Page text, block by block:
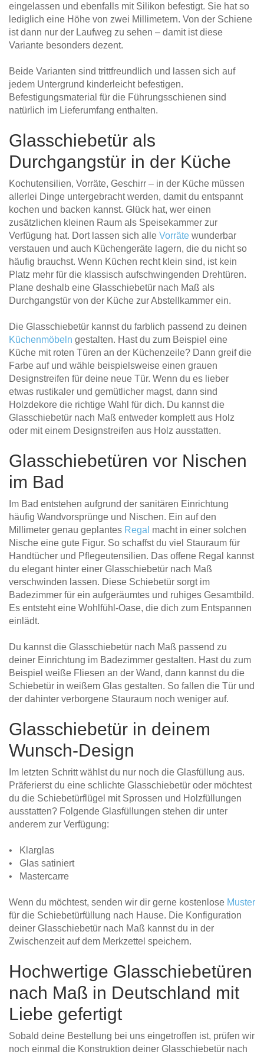
eingelassen und ebenfalls mit Silikon befestigt. Sie hat so
lediglich eine Höhe von zwei Millimetern. Von der Schiene
ist dann nur der Laufweg zu sehen – damit ist diese
Variante besonders dezent.
Beide Varianten sind trittfreundlich und lassen sich auf
jedem Untergrund kinderleicht befestigen.
Befestigungsmaterial für die Führungsschienen sind
natürlich im Lieferumfang enthalten.
Glasschiebetür als
Durchgangstür in der Küche
Kochutensilien, Vorräte, Geschirr – in der Küche müssen
allerlei Dinge untergebracht werden, damit du entspannt
kochen und backen kannst. Glück hat, wer einen
zusätzlichen kleinen Raum als Speisekammer zur
Verfügung hat. Dort lassen sich alle Vorräte wunderbar
verstauen und auch Küchengeräte lagern, die du nicht so
häufig brauchst. Wenn Küchen recht klein sind, ist kein
Platz mehr für die klassisch aufschwingenden Drehtüren.
Plane deshalb eine Glasschiebetür nach Maß als
Durchgangstür von der Küche zur Abstellkammer ein.
Die Glasschiebetür kannst du farblich passend zu deinen
Küchenmöbeln gestalten. Hast du zum Beispiel eine
Küche mit roten Türen an der Küchenzeile? Dann greif die
Farbe auf und wähle beispielsweise einen grauen
Designstreifen für deine neue Tür. Wenn du es lieber
etwas rustikaler und gemütlicher magst, dann sind
Holzdekore die richtige Wahl für dich. Du kannst die
Glasschiebetür nach Maß entweder komplett aus Holz
oder mit einem Designstreifen aus Holz ausstatten.
Glasschiebetüren vor Nischen
im Bad
Im Bad entstehen aufgrund der sanitären Einrichtung
häufig Wandvorsprünge und Nischen. Ein auf den
Millimeter genau geplantes Regal macht in einer solchen
Nische eine gute Figur. So schaffst du viel Stauraum für
Handtücher und Pflegeutensilien. Das offene Regal kannst
du elegant hinter einer Glasschiebetür nach Maß
verschwinden lassen. Diese Schiebetür sorgt im
Badezimmer für ein aufgeräumtes und ruhiges Gesamtbild.
Es entsteht eine Wohlfühl-Oase, die dich zum Entspannen
einlädt.
Du kannst die Glasschiebetür nach Maß passend zu
deiner Einrichtung im Badezimmer gestalten. Hast du zum
Beispiel weiße Fliesen an der Wand, dann kannst du die
Schiebetür in weißem Glas gestalten. So fallen die Tür und
der dahinter verborgene Stauraum noch weniger auf.
Glasschiebetür in deinem
Wunsch-Design
Im letzten Schritt wählst du nur noch die Glasfüllung aus.
Präferierst du eine schlichte Glasschiebetür oder möchtest
du die Schiebetürflügel mit Sprossen und Holzfüllungen
ausstatten? Folgende Glasfüllungen stehen dir unter
anderem zur Verfügung:
• Klarglas
• Glas satiniert
• Mastercarre
Wenn du möchtest, senden wir dir gerne kostenlose Muster
für die Schiebetürfüllung nach Hause. Die Konfiguration
deiner Glasschiebetür nach Maß kannst du in der
Zwischenzeit auf dem Merkzettel speichern.
Hochwertige Glasschiebetüren
nach Maß in Deutschland mit
Liebe gefertigt
Sobald deine Bestellung bei uns eingetroffen ist, prüfen wir
noch einmal die Konstruktion deiner Glasschiebetür nach